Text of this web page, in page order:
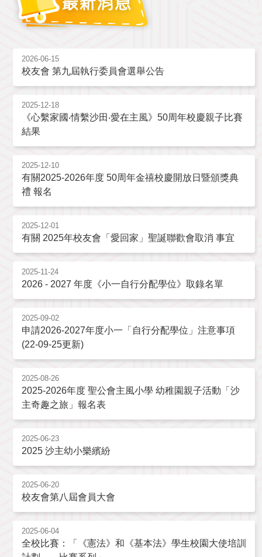
2026-06-15
校友會 第九屆執行委員會選舉公告
2025-12-18
《心繫家國‧情繫沙田‧愛在主風》50周年校慶親子比賽
結果
2025-12-10
有關2025-2026年度 50周年金禧校慶開放日暨頒獎典
禮 報名
2025-12-01
有關 2025年校友會「愛回家」聖誕聯歡會取消 事宜
2025-11-24
2026 - 2027 年度《小一自行分配學位》取錄名單
2025-09-02
申請2026-2027年度小一「自行分配學位」注意事項
(22-09-25更新)
2025-08-26
2025-2026年度 聖公會主風小學 幼稚園親子活動「沙
主奇趣之旅」報名表
2025-06-23
2025 沙主幼小樂繽紛
2025-06-20
校友會第八屆會員大會
2025-06-04
全校比賽：「《憲法》和《基本法》學生校園大使培訓